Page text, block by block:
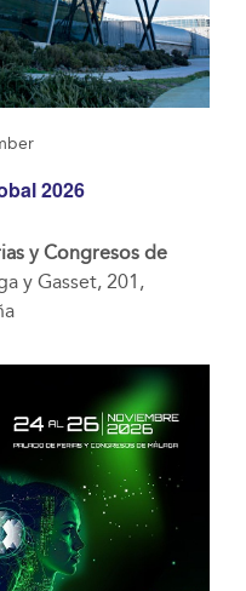
2026
y Congresos de
y Gasset, 201,